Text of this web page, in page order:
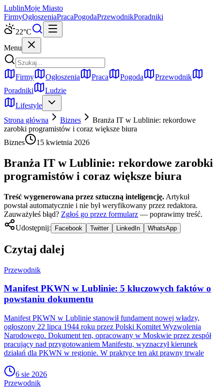
LublinMoje Miasto
FirmyOgłoszeniaPracaPogodaPrzewodnikPoradniki
22°C
Menu
Firmy Ogłoszenia Praca Pogoda
Przewodnik
Poradniki
Ludzie
Lifestyle
Strona główna
Biznes
Branża IT w Lublinie: rekordowe
zarobki programistów i coraz większe biura
Biznes
15 kwietnia 2026
Branża IT w Lublinie: rekordowe zarobki
programistów i coraz większe biura
Treść wygenerowana przez sztuczną inteligencję. Artykuł
powstał automatycznie i nie był weryfikowany przez redaktora.
Zauważyłeś błąd? Zgłoś go przez formularz — poprawimy treść.
Udostępnij:
Facebook Twitter LinkedIn WhatsApp
Czytaj dalej
Przewodnik
Manifest PKWN w Lublinie: 5 kluczowych faktów o
powstaniu dokumentu
Manifest PKWN w Lublinie stanowił fundament nowej władzy,
ogłoszony 22 lipca 1944 roku przez Polski Komitet Wyzwolenia
Narodowego. Dokument ten, opracowany w Moskwie przez zespół
pracujący nad przygotowaniem Manifestu, wyznaczył kierunek
działań dla PKWN w regionie. W praktyce ten akt prawny trwale
6 sie 2026
Przewodnik